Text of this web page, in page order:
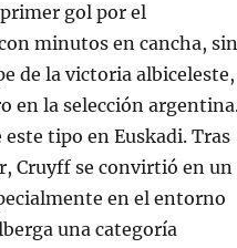
gol por el
minutos en cancha, sin
de la victoria albiceleste,
en la selección
tipo en Euskadi. Tras
Cruyff se convirtió en un
en el entorno
una categoría